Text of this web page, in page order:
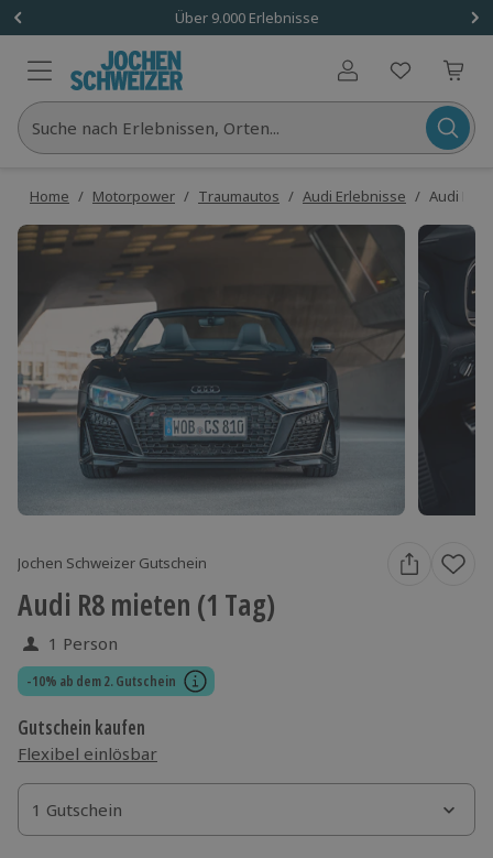
Über 9.000 Erlebnisse
Benutzerkonto
Suche nach Erlebnissen, Orten...
Home / Motorpower / Traumautos / Audi Erlebnisse / Audi R8
Jochen Schweizer Gutschein
Audi R8 mieten (1 Tag)
1 Person
-10% ab dem 2. Gutschein
Gutschein kaufen
Flexibel einlösbar
1 Gutschein
1 Gutschein
1 Gutschein